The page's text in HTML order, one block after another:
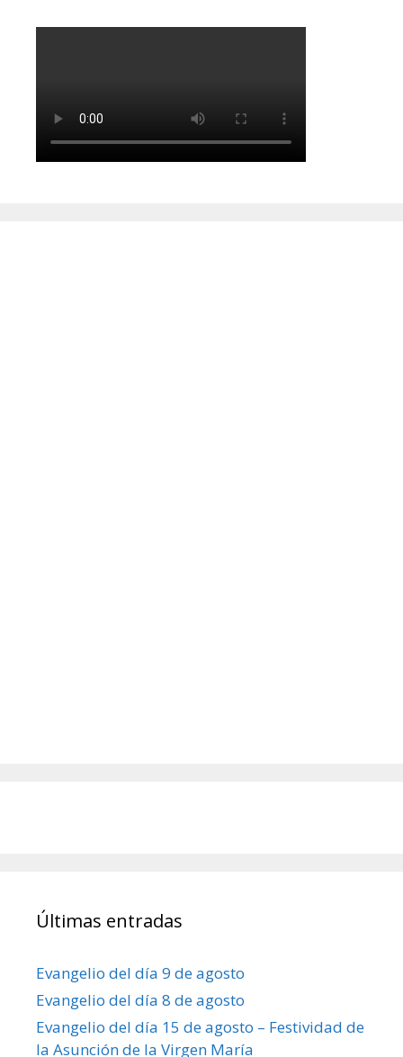
Últimas entradas
Evangelio del día 9 de agosto
Evangelio del día 8 de agosto
Evangelio del día 15 de agosto – Festividad de
la Asunción de la Virgen María